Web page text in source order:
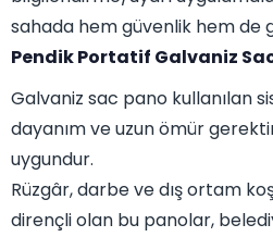
sahada hem güvenlik hem de
Pendik Portatif Galvaniz
Galvaniz sac pano kullanılan
dayanım ve uzun ömür
uygundur.
Rüzgâr, darbe ve dış ortam
dirençli olan bu panolar,